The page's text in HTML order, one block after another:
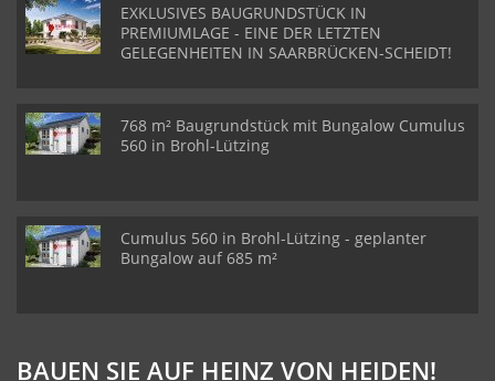
EXKLUSIVES BAUGRUNDSTÜCK IN
PREMIUMLAGE - EINE DER LETZTEN
GELEGENHEITEN IN SAARBRÜCKEN-SCHEIDT!
768 m² Baugrundstück mit Bungalow Cumulus
560 in Brohl-Lützing
Cumulus 560 in Brohl-Lützing - geplanter
Bungalow auf 685 m²
BAUEN SIE AUF HEINZ VON HEIDEN!